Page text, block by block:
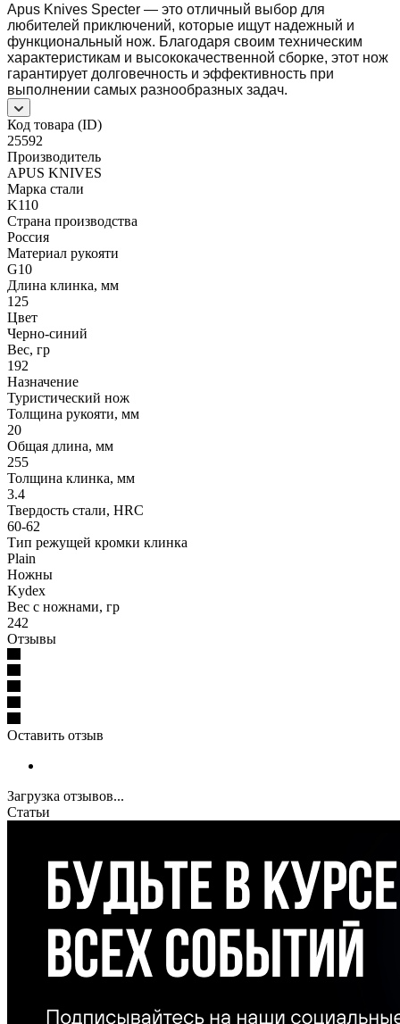
Apus Knives Specter — это отличный выбор для
любителей приключений, которые ищут надежный и
функциональный нож. Благодаря своим техническим
характеристикам и высококачественной сборке, этот нож
гарантирует долговечность и эффективность при
выполнении самых разнообразных задач.
Код товара (ID)
25592
Производитель
APUS KNIVES
Марка стали
K110
Страна производства
Россия
Материал рукояти
G10
Длина клинка, мм
125
Цвет
Черно-синий
Вес, гр
192
Назначение
Туристический нож
Толщина рукояти, мм
20
Общая длина, мм
255
Толщина клинка, мм
3.4
Твердость стали, HRC
60-62
Тип режущей кромки клинка
Plain
Ножны
Kydex
Вес с ножнами, гр
242
Отзывы
Оставить отзыв
Загрузка отзывов...
Статьи